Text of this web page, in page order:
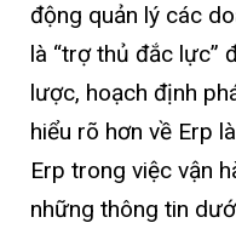
động quản lý các
là “trợ thủ đắc lực”
lược, hoạch định
hiểu rõ hơn về Erp
Erp trong việc vận
những thông tin